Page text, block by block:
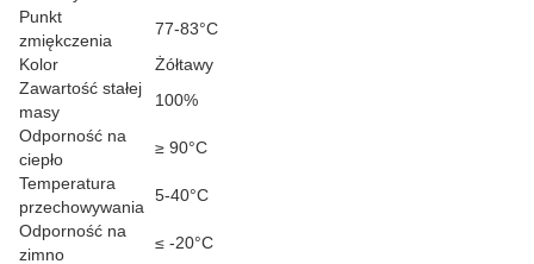
Punkt
zmiękczenia
77-83°C
Kolor
Żółtawy
Zawartość stałej
masy
100%
Odporność na
ciepło
≥ 90°C
Temperatura
przechowywania
5-40°C
Odporność na
zimno
≤ -20°C